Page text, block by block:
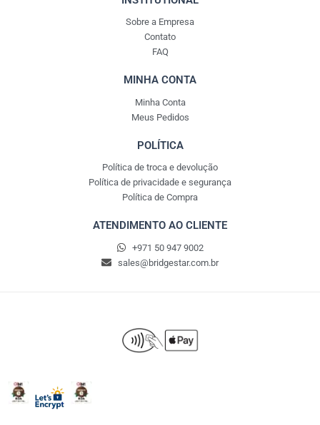
m
Sobre a Empresa
Contato
FAQ
MINHA CONTA
Minha Conta
Meus Pedidos
POLÍTICA
Política de troca e devolução
Política de privacidade e segurança
Política de Compra
ATENDIMENTO AO CLIENTE
+971 50 947 9002
sales@bridgestar.com.br